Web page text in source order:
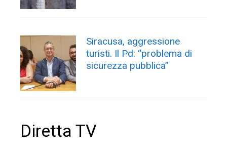
Siracusa, aggressione
turisti. Il Pd: “problema di
sicurezza pubblica”
Diretta TV